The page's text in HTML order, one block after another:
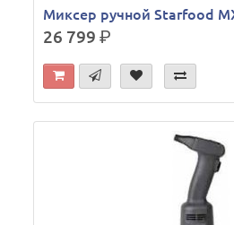
Миксер ручной Starfood
26 799р.